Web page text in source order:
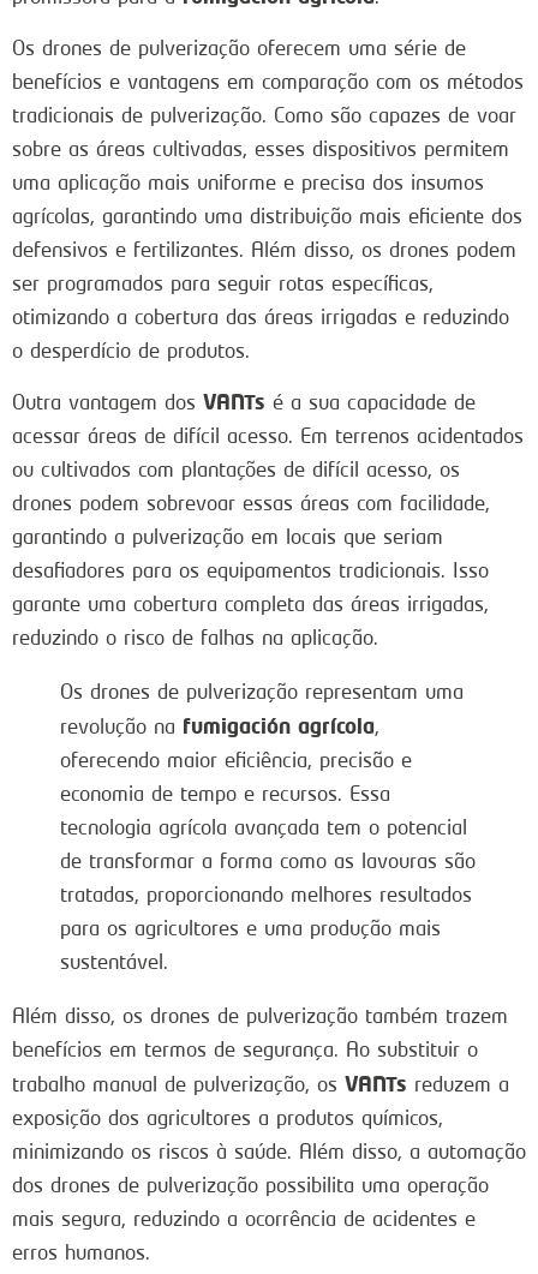
Os drones de pulverização oferecem uma série de
benefícios e vantagens em comparação com os métodos
tradicionais de pulverização. Como são capazes de voar
sobre as áreas cultivadas, esses dispositivos permitem
uma aplicação mais uniforme e precisa dos insumos
agrícolas, garantindo uma distribuição mais eficiente dos
defensivos e fertilizantes. Além disso, os drones podem
ser programados para seguir rotas específicas,
otimizando a cobertura das áreas irrigadas e reduzindo
o desperdício de produtos.
Outra vantagem dos VANTs é a sua capacidade de
acessar áreas de difícil acesso. Em terrenos acidentados
ou cultivados com plantações de difícil acesso, os
drones podem sobrevoar essas áreas com facilidade,
garantindo a pulverização em locais que seriam
desafiadores para os equipamentos tradicionais. Isso
garante uma cobertura completa das áreas irrigadas,
reduzindo o risco de falhas na aplicação.
Os drones de pulverização representam uma
revolução na fumigación agrícola,
oferecendo maior eficiência, precisão e
economia de tempo e recursos. Essa
tecnologia agrícola avançada tem o potencial
de transformar a forma como as lavouras são
tratadas, proporcionando melhores resultados
para os agricultores e uma produção mais
sustentável.
Além disso, os drones de pulverização também trazem
benefícios em termos de segurança. Ao substituir o
trabalho manual de pulverização, os VANTs reduzem a
exposição dos agricultores a produtos químicos,
minimizando os riscos à saúde. Além disso, a automação
dos drones de pulverização possibilita uma operação
mais segura, reduzindo a ocorrência de acidentes e
erros humanos.